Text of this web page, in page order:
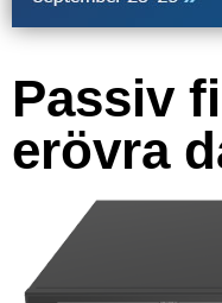
Passiv
erövra